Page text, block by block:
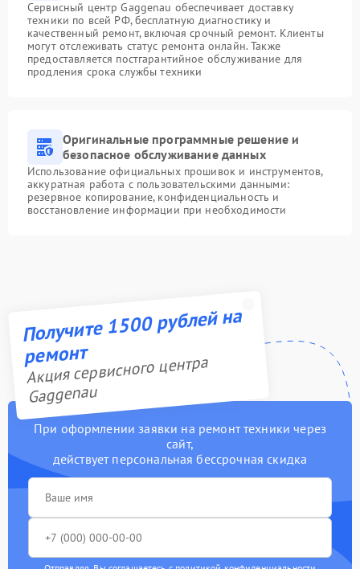
Сервисный центр Gaggenau обеспечивает доставку
техники по всей РФ, бесплатную диагностику и
качественный ремонт, включая срочный ремонт. Клиенты
могут отслеживать статус ремонта онлайн. Также
предоставляется постгарантийное обслуживание для
продления срока службы техники
Оригинальные программные решение и
безопасное обслуживание данных
Использование официальных прошивок и инструментов,
аккуратная работа с пользовательскими данными:
резервное копирование, конфиденциальность и
восстановление информации при необходимости
Получите 1500 рублей на
ремонт
Акция сервисного центра
Gaggenau
При оформлении заявки на ремонт техники через
сайт,
действует персональная бессрочная скидка